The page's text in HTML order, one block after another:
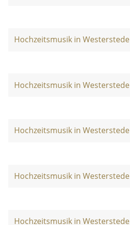
Hochzeitsmusik in Westerstede
Hochzeitsmusik in Westerstede
Hochzeitsmusik in Westerstede
Hochzeitsmusik in Westerstede
Hochzeitsmusik in Westerstede